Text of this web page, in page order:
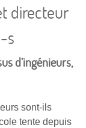
directeur
s
d’ingénieurs,
sont-ils
tente depuis